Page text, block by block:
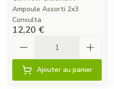
Ampoule Assorti 2x3
Consulta
12,20 €
Ajouter au panier